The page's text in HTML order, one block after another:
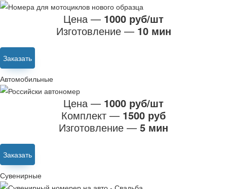
Цена — 1000 руб/шт
Изготовление — 10 мин
Заказать
Автомобильные
Цена — 1000 руб/шт
Комплект — 1500 руб
Изготовление — 5 мин
Заказать
Сувенирные